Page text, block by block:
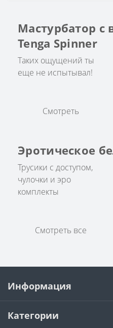
Мастурбатор
Tenga Spinner
Таких ощущений ты
еще не испытывал!
Смотреть
Эротическое
Трусики с доступом,
чулочки и эро
комплекты
Смотреть все
Информация
Категории